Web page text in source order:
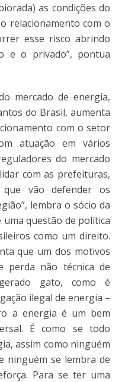
as condições do
relacionamento com o
esse risco abrindo
e o privado”, pontua
mercado de energia,
do Brasil, aumenta
com o setor
atuação em vários
do mercado
com as prefeituras,
vão defender os
lembra o sócio da
uma questão de política
como um direito.
que um dos motivos
perda não técnica de
gato, como é
ilegal de energia –
a energia é um bem
É como se todo
assim como ninguém
ninguém se lembra de
Para se ter uma